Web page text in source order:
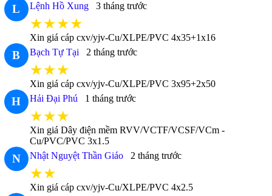
L Lệnh Hồ Xung 3 tháng trước
★★★★
Xin giá cáp cxv/yjv-Cu/XLPE/PVC 4x35+1x16
B Bạch Tự Tại 2 tháng trước
★★★
Xin giá cáp cxv/yjv-Cu/XLPE/PVC 3x95+2x50
H Hải Đại Phú 1 tháng trước
★★★
Xin giá Dây điện mềm RVV/VCTF/VCSF/VCm -
Cu/PVC/PVC 3x1.5
N Nhật Nguyệt Thần Giáo 2 tháng trước
★★
Xin giá cáp cxv/yjv-Cu/XLPE/PVC 4x2.5